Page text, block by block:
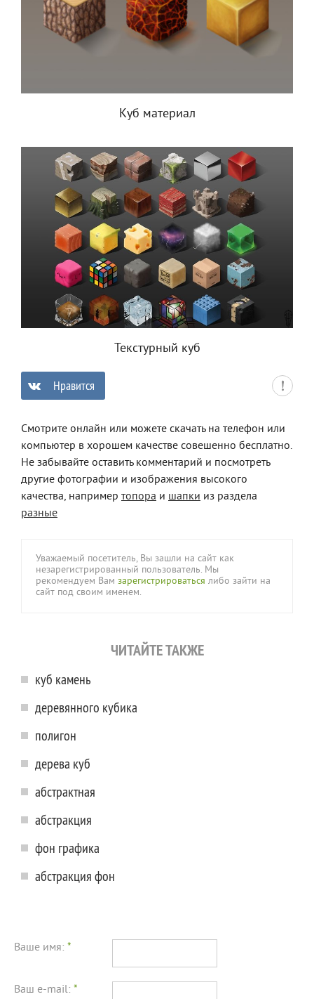
Куб материал
Текстурный куб
Нравится
Смотрите онлайн или можете скачать на телефон или
компьютер в хорошем качестве совешенно бесплатно.
Не забывайте оставить комментарий и посмотреть
другие фотографии и изображения высокого
качества, например топора и шапки из раздела
разные
Уважаемый посетитель, Вы зашли на сайт как
незарегистрированный пользователь. Мы
рекомендуем Вам зарегистрироваться либо зайти на
сайт под своим именем.
ЧИТАЙТЕ ТАКЖЕ
куб камень
деревянного кубика
полигон
дерева куб
абстрактная
абстракция
фон графика
абстракция фон
Ваше имя: *
Ваш e-mail: *